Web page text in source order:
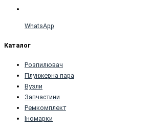
WhatsApp
Каталог
Розпилювач
Плунжернa пaрa
Вузли
Запчастини
Ремкомплект
Іномарки